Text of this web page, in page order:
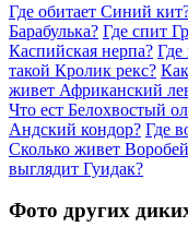
Где обитает Синий
Барабулька? Где спит
Каспийская нерпа? Где
такой Кролик рекс?
живет Африканский
Что ест Белохвостый
Андский кондор? Где
Сколько живет
выглядит Гуидак?
Фото других